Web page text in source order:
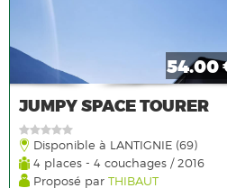
54.00
JUMPY SPACE TOURER
Disponible à LANTIGNIE (69)
4 places - 4 couchages / 2016
Proposé parTHIBAUT